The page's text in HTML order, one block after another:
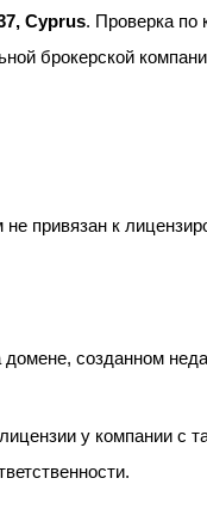
Cyprus. Проверка по
брокерской
привязан к
домене, созданном
лицензии у компании с